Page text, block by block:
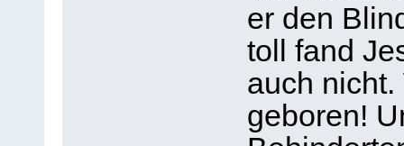
er den
toll fand
auch
geboren!